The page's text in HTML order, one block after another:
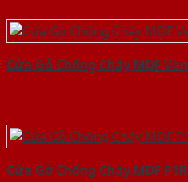
Cửa Gỗ Chống Cháy MDF
Cửa Gỗ Chống Cháy MDF